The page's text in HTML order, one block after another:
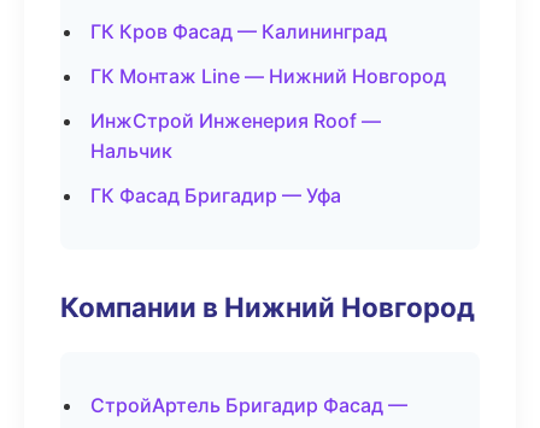
ГК Кров Фасад — Калининград
ГК Монтаж Line — Нижний Новгород
ИнжСтрой Инженерия Roof —
Нальчик
ГК Фасад Бригадир — Уфа
Компании в Нижний Новгород
СтройАртель Бригадир Фасад —